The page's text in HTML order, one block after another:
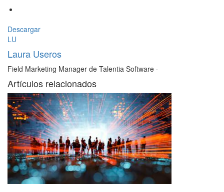
Descargar
LU
Laura Useros
Field Marketing Manager de Talentia Software ·
Artículos relacionados